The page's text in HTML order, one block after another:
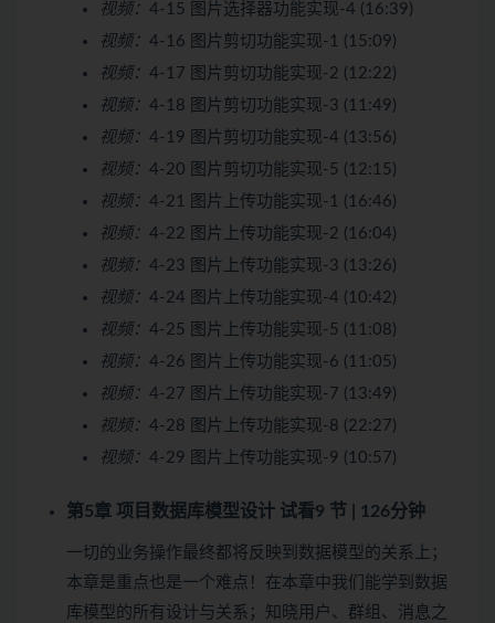
视频： 4-15 图片选择器功能实现-4 (16:39)
视频： 4-16 图片剪切功能实现-1 (15:09)
视频： 4-17 图片剪切功能实现-2 (12:22)
视频： 4-18 图片剪切功能实现-3 (11:49)
视频： 4-19 图片剪切功能实现-4 (13:56)
视频： 4-20 图片剪切功能实现-5 (12:15)
视频： 4-21 图片上传功能实现-1 (16:46)
视频： 4-22 图片上传功能实现-2 (16:04)
视频： 4-23 图片上传功能实现-3 (13:26)
视频： 4-24 图片上传功能实现-4 (10:42)
视频： 4-25 图片上传功能实现-5 (11:08)
视频： 4-26 图片上传功能实现-6 (11:05)
视频： 4-27 图片上传功能实现-7 (13:49)
视频： 4-28 图片上传功能实现-8 (22:27)
视频： 4-29 图片上传功能实现-9 (10:57)
第5章 项目数据库模型设计 试看9 节 | 126分钟
一切的业务操作最终都将反映到数据模型的关系上；
本章是重点也是一个难点！在本章中我们能学到数据
库模型的所有设计与关系；知晓用户、群组、消息之